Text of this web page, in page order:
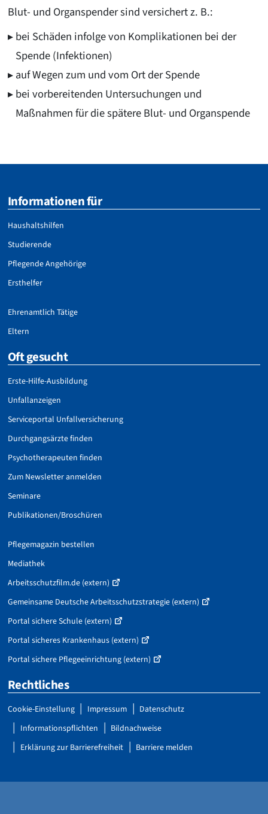
Blut- und Organspender sind versichert z. B.:
bei Schäden infolge von Komplikationen bei der
Spende (Infektionen)
auf Wegen zum und vom Ort der Spende
bei vorbereitenden Untersuchungen und
Maßnahmen für die spätere Blut- und Organspende
Informationen für
Haushaltshilfen
Studierende
Pflegende Angehörige
Ersthelfer
Ehrenamtlich Tätige
Eltern
Oft gesucht
Erste-Hilfe-Ausbildung
Unfallanzeigen
Serviceportal Unfallversicherung
Durchgangsärzte finden
Psychotherapeuten finden
Zum Newsletter anmelden
Seminare
Publikationen/Broschüren
Pflegemagazin bestellen
Mediathek
Arbeitsschutzfilm.de (extern)
Gemeinsame Deutsche Arbeitsschutzstrategie (extern)
Portal sichere Schule (extern)
Portal sicheres Krankenhaus (extern)
Portal sichere Pflegeeinrichtung (extern)
Rechtliches
Cookie-Einstellung Impressum
Datenschutz
Informationspflichten
Bildnachweise
Erklärung zur Barrierefreiheit
Barriere melden